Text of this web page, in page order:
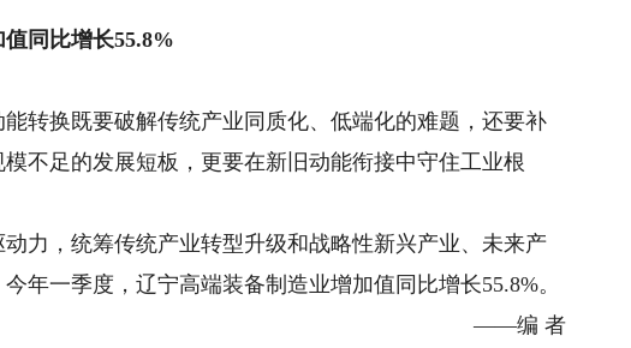
同比增长55.8%
换既要破解传统产业同质化、低端化的难题，还要补
不足的发展短板，更要在新旧动能衔接中守住工业根
，统筹传统产业转型升级和战略性新兴产业、未来产
年一季度，辽宁高端装备制造业增加值同比增长55.8%。
——编 者